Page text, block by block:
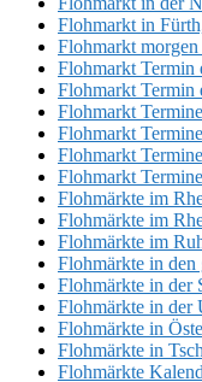
Flohmarkt in
Flohmarkt
Flohmarkt Termin
Flohmarkt Termin
Flohmarkt
Flohmarkt
Flohmarkt
Flohmarkt
Flohmärkte im
Flohmärkte im
Flohmärkte im
Flohmärkte in den
Flohmärkte in der
Flohmärkte in der
Flohmärkte in
Flohmärkte in
Flohmärkte